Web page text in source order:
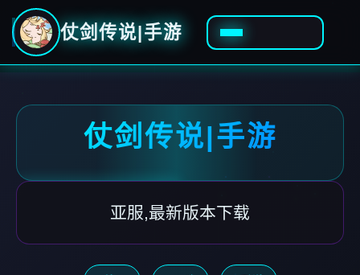
仗剑传说|手游
仗剑传说|手游
亚服,最新版本下载